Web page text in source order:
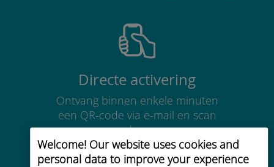
Welcome! Our website uses cookies and
personal data to improve your experience
Directe activering
Ontvang binnen enkele minuten
een QR-code via e-mail en scan
deze